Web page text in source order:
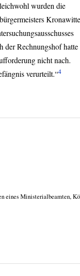
wurden die
der Rechnungshof hatte
nicht nach.
verurteilt.“4
eines Ministerialbeamten,